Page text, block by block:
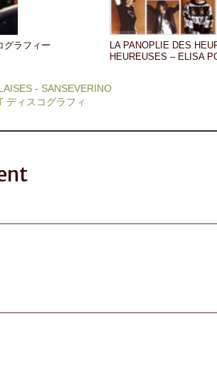
グラフィー
LA PANOPLIE DES
HEUREUSES – ELISA
- SANSEVERINO
ディスコグラフィ